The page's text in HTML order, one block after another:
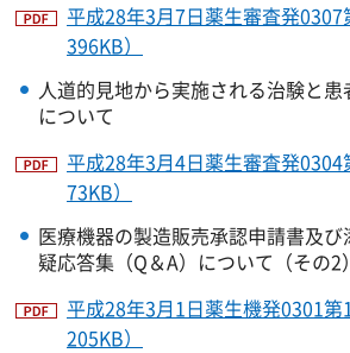
平成28年3月7日薬生審査発0307
396KB）
人道的見地から実施される治験と
について
平成28年3月4日薬生審査発0304
73KB）
医療機器の製造販売承認申請書及
疑応答集（Q＆A）について（その2）
平成28年3月1日薬生機発0301第
205KB）